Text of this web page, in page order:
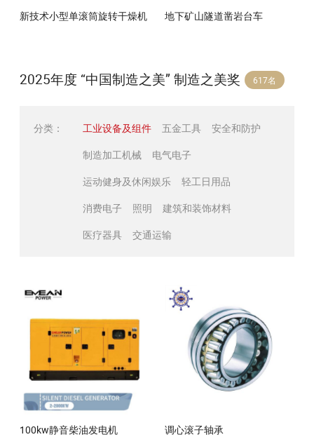
新技术小型单滚筒旋转干燥机 地下矿山隧道凿岩台车
2025年度 “中国制造之美” 制造之美奖 617名
分类： 工业设备及组件 五金工具
安全和防护
制造加工机械
电气电子
运动健身及休闲娱乐
轻工日用品
消费电子
照明
建筑和装饰材料
医疗器具
交通运输
100kw静音柴油发电机 调心滚子轴承